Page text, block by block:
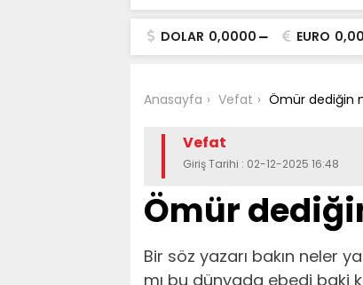
DOLAR 0,0000 EURO
Anasayfa Vefat Ömür dediğin
Vefat
Giriş Tarihi : 02-12-2025 16:48
Ömür
​​​​​​​Bir söz yazarı bakın neler
mı bu dünyada ebedi baki